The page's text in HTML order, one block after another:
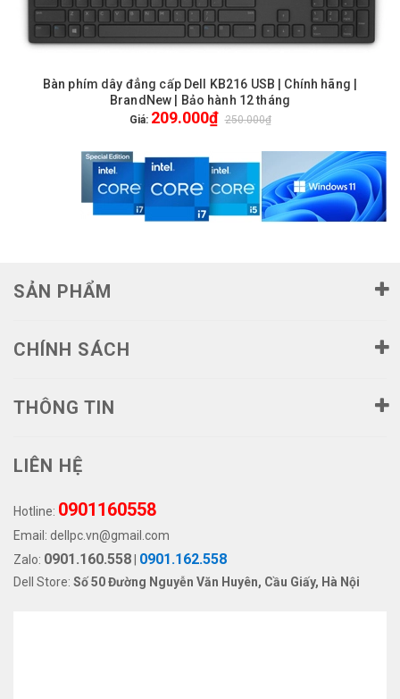
Bàn phím dây đẳng cấp Dell KB216 USB | Chính hãng |
BrandNew | Bảo hành 12 tháng
Giá: 209.000₫ 250.000₫
SẢN PHẨM
CHÍNH SÁCH
THÔNG TIN
LIÊN HỆ
Hotline: 0901160558
Email: dellpc.vn@gmail.com
Zalo: 0901.160.558 0901.162.558
Dell Store: Số 50 Đường Nguyễn Văn Huyên, Cầu Giấy, Hà Nội